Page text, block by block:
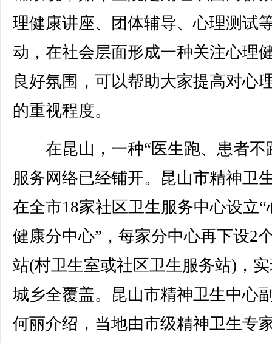
理健康讲座、团体辅导、心理测试
动，在社会层面形成一种关注心理
良好氛围，可以帮助大家提高对心
的重视程度。
在昆山，一种“医生跑、患者不
服务网络已经铺开。昆山市精神卫
在全市18家社区卫生服务中心设立“
健康分中心”，每家分中心再下设2
站(村卫生室或社区卫生服务站)，
城乡全覆盖。昆山市精神卫生中心
何丽介绍，当地由市级精神卫生专